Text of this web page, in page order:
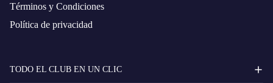
Términos y Condiciones
Política de privacidad
TODO EL CLUB EN UN CLIC